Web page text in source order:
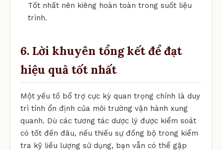
Tốt nhất nên kiêng hoàn toàn trong suốt liệu
trình.
6. Lời khuyên tổng kết để đạt
hiệu quả tốt nhất
Một yếu tố bổ trợ cực kỳ quan trọng chính là duy
trì tính ổn định của môi trường vận hành xung
quanh. Dù các tương tác dược lý được kiểm soát
có tốt đến đâu, nếu thiếu sự đồng bộ trong kiểm
tra kỹ liều lượng sử dụng, bạn vẫn có thể gặp